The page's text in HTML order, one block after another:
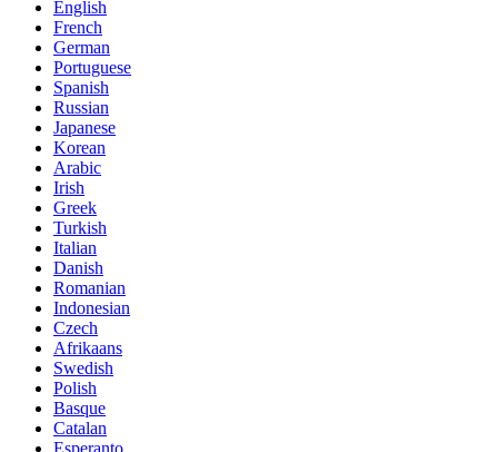
English
French
German
Portuguese
Spanish
Russian
Japanese
Korean
Arabic
Irish
Greek
Turkish
Italian
Danish
Romanian
Indonesian
Czech
Afrikaans
Swedish
Polish
Basque
Catalan
Esperanto